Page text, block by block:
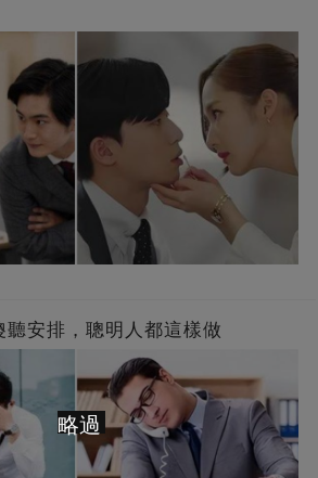
安排，聰明人都這樣做
略過